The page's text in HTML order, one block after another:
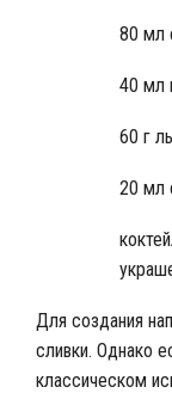
80 мл
40 мл
60 г
20 мл
Для создания
сливки. Однако
классическом